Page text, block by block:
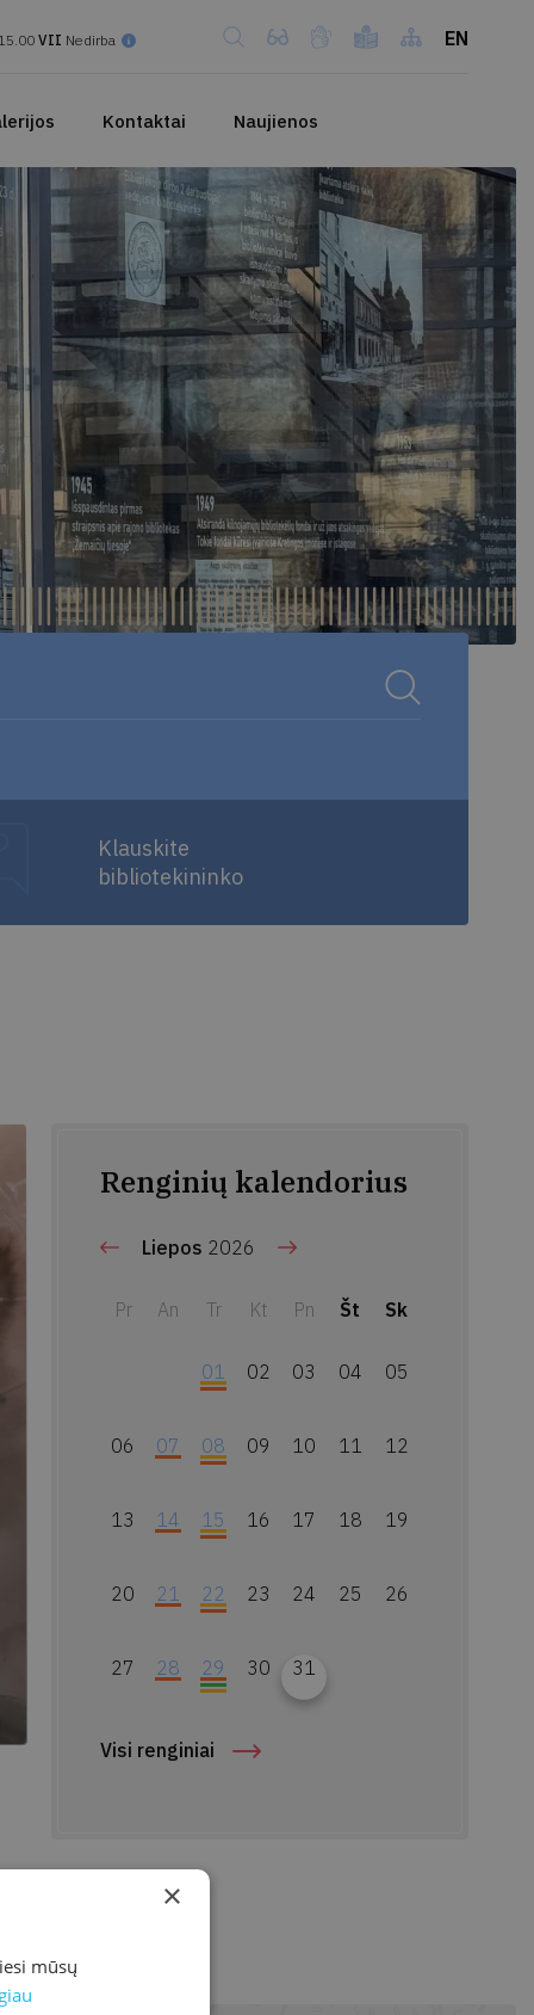
VII Nedirba EN
Kontaktai Naujienos
Klauskite
bibliotekininko
Renginių kalendorius
Liepos 2026
Pr An Tr Kt Pn Št Sk
01 02 03 04 05
06 07 08 09 10 11 12
13 14 15 16 17 18 19
20 21 22 23 24 25 26
27 28 29 30 31
Visi renginiai
×
mūsų